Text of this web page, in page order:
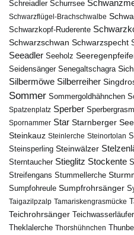
Schreiadler Schurrsee
Schwarzflügel-Brachschwalbe
Schwarzkopf-Ruderente
Schwarzschwan Schwarzspecht
Seeadler Seeholz
Seidensänger Senegaltschagra
Silbermöwe Silberreiher
Sommer Sommergoldhähnchen
Spatzenplatz Sperber
Spornammer Star Starnberger See
Steinkauz Steinlerche Steinortolan
Steinsperling Steinwälzer
Sterntaucher Stieglitz Stockente
Streifengans Stummellerche
Sumpfohreule Sumpfrohrsänger
Taigazilpzalp Tamariskengrasmücke
Teichrohrsänger Teichwasserläufer
Theklalerche Thorshühnchen